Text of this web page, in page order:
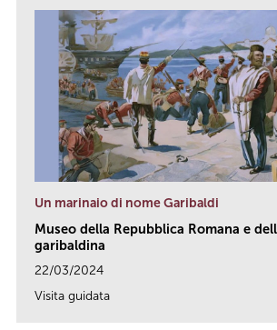
Un marinaio di nome Garibaldi
Museo della Repubblica Romana e
garibaldina
22/03/2024
Visita guidata